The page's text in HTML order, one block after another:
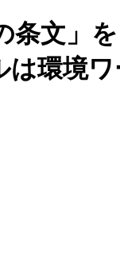
文」を
は環境